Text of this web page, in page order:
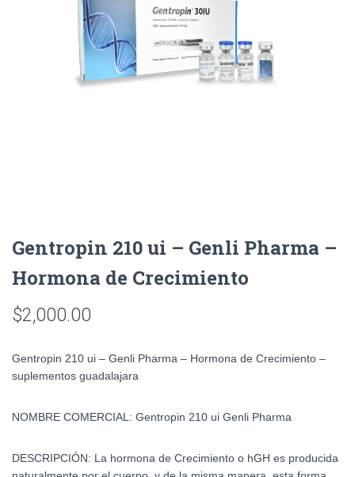
Gentropin 210 ui – Genli Pharma –
Hormona de Crecimiento
$2,000.00
Gentropin 210 ui – Genli Pharma – Hormona de Crecimiento –
suplementos guadalajara
NOMBRE COMERCIAL: Gentropin 210 ui Genli Pharma
DESCRIPCIÓN: La hormona de Crecimiento o hGH es producida